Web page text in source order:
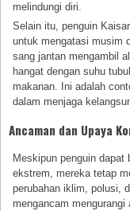
melindungi diri.
Selain itu, penguin
untuk mengatasi musim
sang jantan mengambil
hangat dengan suhu
makanan. Ini adalah
dalam menjaga
Ancaman dan Upaya
Meskipun penguin
ekstrem, mereka tetap
perubahan iklim, polusi,
mengancam